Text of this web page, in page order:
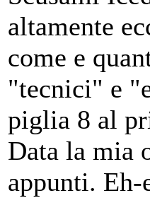
altamente
come e
"tecnici" e
piglia 8 al
Data la mia
appunti. Eh-